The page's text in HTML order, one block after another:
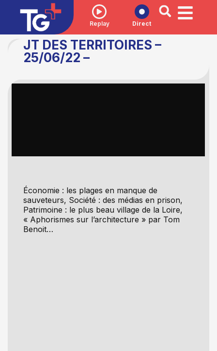
Replay Direct
JT DES TERRITOIRES –
25/06/22 –
Économie : les plages en manque de
sauveteurs, Société : des médias en prison,
Patrimoine : le plus beau village de la Loire,
« Aphorismes sur l’architecture » par Tom
Benoit…